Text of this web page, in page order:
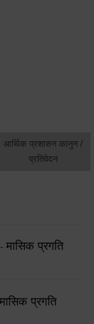
आर्थिक प्रशासन कानुन /
प्रतिवेदन
- मासिक प्रगति
मासिक प्रगति